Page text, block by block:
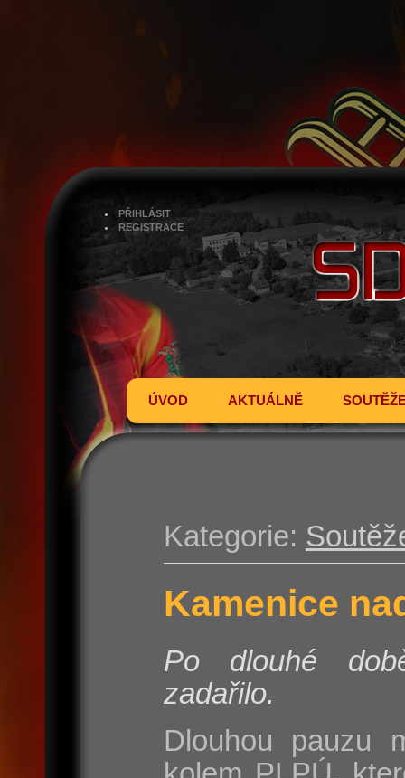
PŘIHLÁSIT
REGISTRACE
ÚVOD AKTUÁLNĚ
Kategorie:
Kamenice
Po dlouhé
zadařilo.
Dlouhou pauzu